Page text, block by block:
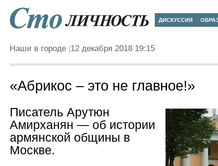
ДИСКУССИЯ
Наши в городе 12 декабря 2018 19:15
«Абрикос – это не главное!»
Писатель Арутюн
Амирханян — об истории
армянской общины в
Москве.